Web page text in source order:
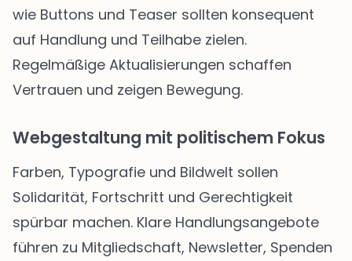
wie Buttons und Teaser sollten konsequent
auf Handlung und Teilhabe zielen.
Regelmäßige Aktualisierungen schaffen
Vertrauen und zeigen Bewegung.
Webgestaltung mit politischem Fokus
Farben, Typografie und Bildwelt sollen
Solidarität, Fortschritt und Gerechtigkeit
spürbar machen. Klare Handlungsangebote
führen zu Mitgliedschaft, Newsletter, Spenden